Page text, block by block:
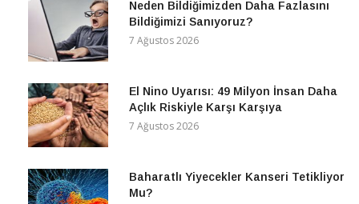
Neden Bildiğimizden Daha Fazlasını
Bildiğimizi Sanıyoruz?
7 Ağustos 2026
El Nino Uyarısı: 49 Milyon İnsan Daha
Açlık Riskiyle Karşı Karşıya
7 Ağustos 2026
Baharatlı Yiyecekler Kanseri Tetikliyor
Mu?